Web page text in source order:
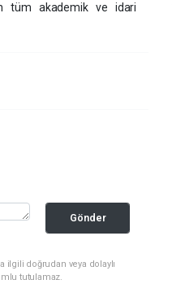
tüm akademik ve idari
Gönder
ilgili doğrudan veya dolaylı
tutulamaz.